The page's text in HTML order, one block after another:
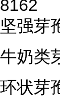
8162
坚强芽
牛奶类
环状芽